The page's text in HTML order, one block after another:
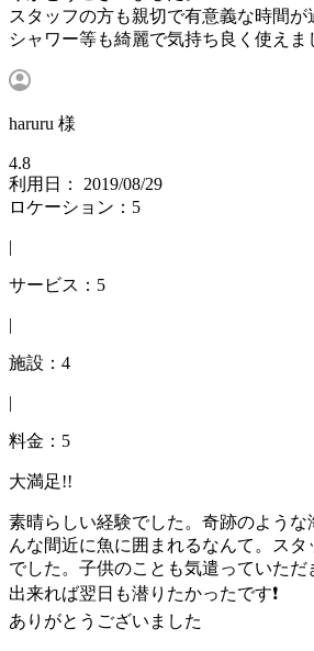
スタッフの方も親切で有意義な時間が
シャワー等も綺麗で気持ち良く使えま
haruru 様
4.8
利用日： 2019/08/29
ロケーション：5
|
サービス：5
|
施設：4
|
料金：5
大満足!!
素晴らしい経験でした。奇跡のような
んな間近に魚に囲まれるなんて。ス
でした。子供のことも気遣っていただ
出来れば翌日も潜りたかったです❗
ありがとうございました